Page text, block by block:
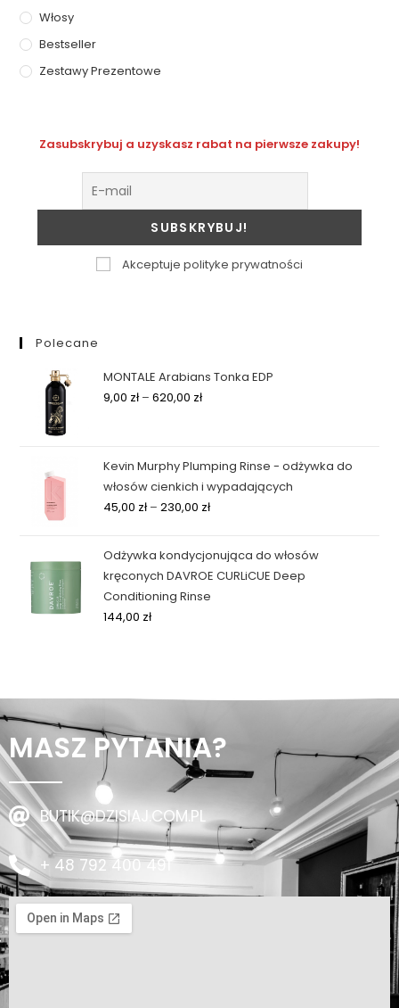
Włosy
Bestseller
Zestawy Prezentowe
Zasubskrybuj a uzyskasz rabat na pierwsze zakupy!
Akceptuje polityke prywatności
Polecane
MONTALE Arabians Tonka EDP
9,00 zł– 620,00 zł
Kevin Murphy Plumping Rinse - odżywka do
włosów cienkich i wypadających
45,00 zł– 230,00 zł
Odżywka kondycjonująca do włosów
kręconych DAVROE CURLiCUE Deep
Conditioning Rinse
144,00 zł
MASZ PYTANIA?
BUTIK@DZISIAJ.COM.PL
+ 48 792 400 491